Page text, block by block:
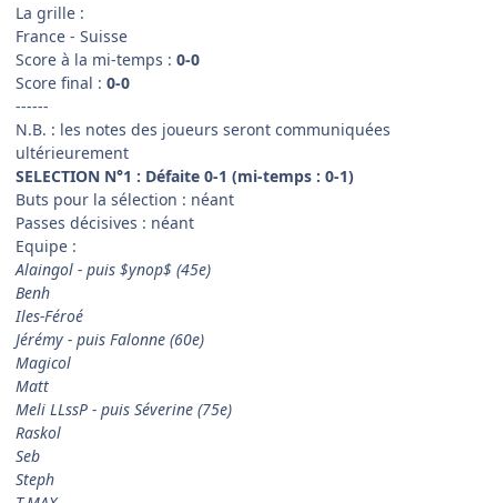
La grille :
France - Suisse
Score à la mi-temps : 0-0
Score final : 0-0
------
N.B. : les notes des joueurs seront communiquées
ultérieurement
SELECTION N°1 : Défaite 0-1 (mi-temps : 0-1)
Buts pour la sélection : néant
Passes décisives : néant
Equipe :
Alaingol - puis $ynop$ (45e)
Benh
Iles-Féroé
Jérémy - puis Falonne (60e)
Magicol
Matt
Meli LLssP - puis Séverine (75e)
Raskol
Seb
Steph